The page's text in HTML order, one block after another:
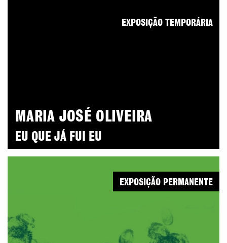
MARIA JOSÉ OLIVEIRA
EU QUE JÁ FUI EU
EXPOSIÇÃO TEMPORÁRIA
EXPOSIÇÃO PERMANENTE